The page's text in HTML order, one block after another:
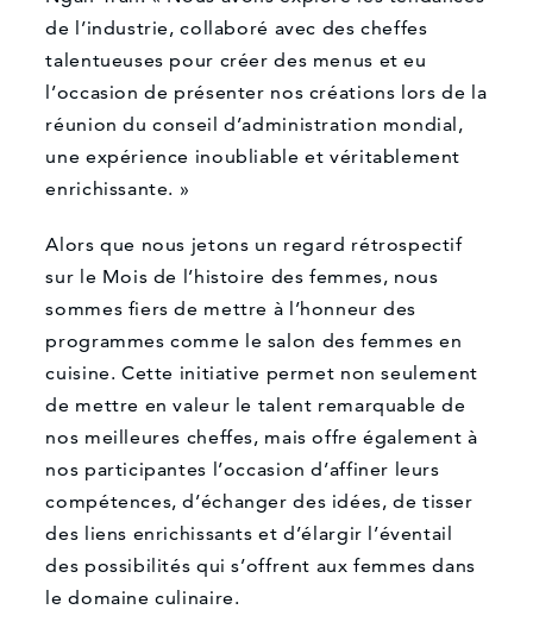
de l’industrie, collaboré avec des cheffes
talentueuses pour créer des menus et eu
l’occasion de présenter nos créations lors de la
réunion du conseil d’administration mondial,
une expérience inoubliable et véritablement
enrichissante. »
Alors que nous jetons un regard rétrospectif
sur le Mois de l’histoire des femmes, nous
sommes fiers de mettre à l’honneur des
programmes comme le salon des femmes en
cuisine. Cette initiative permet non seulement
de mettre en valeur le talent remarquable de
nos meilleures cheffes, mais offre également à
nos participantes l’occasion d’affiner leurs
compétences, d’échanger des idées, de tisser
des liens enrichissants et d’élargir l’éventail
des possibilités qui s’offrent aux femmes dans
le domaine culinaire.
Que pouvons-nous vous aider à trouver?